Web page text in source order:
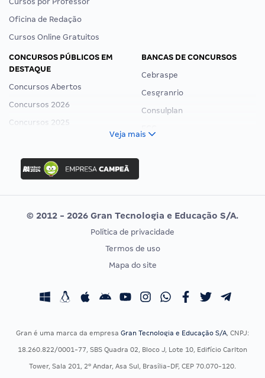
Oficina de Redação
Cursos Online Gratuitos
CONCURSOS PÚBLICOS EM
DESTAQUE
Concursos Abertos
Concursos 2026
Concursos 2025
Concurso Ibama
Concurso MPU
Editais publicados
BANCAS DE CONCURSOS
Cebraspe
Cesgranrio
Consulplan
Vunesp
CONCURSOS POR PROFISSÃO
Concursos Fiscais
Concursos Saúde
EXAME DE ORDEM
Calendário OAB
Veja mais
© 2012 - 2026 Gran Tecnologia e Educação S/A.
Política de privacidade
Termos de uso
Mapa do site
Gran é uma marca da empresa Gran Tecnologia e Educação S/A, CNPJ:
18.260.822/0001-77, SBS Quadra 02, Bloco J, Lote 10, Edifício Carlton
Tower, Sala 201, 2º Andar, Asa Sul, Brasília-DF, CEP 70.070-120.